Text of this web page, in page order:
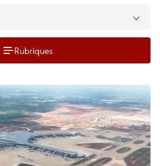
Rubriques